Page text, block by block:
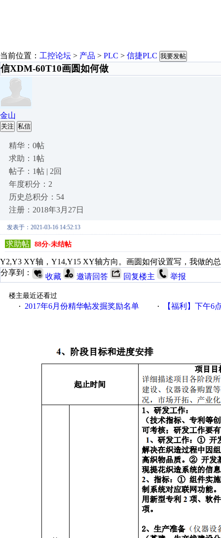
当前位置： 工控论坛 > 产品 > PLC > 信捷PLC 我要发帖
信XDM-60T10画圆如何做
金山
关注 私信
精华：0帖
求助：1帖
帖子：1帖 | 2回
年度积分：2
历史总积分：54
注册：2018年3月27日
发表于：2021-03-16 14:52:13
求助帖 88分-未结帖
Y2,Y3 XY轴，Y14,Y15 XY轴方向。画圆如何设置写，我做的
分享到：
收藏 邀请回答 回复楼主 举报
楼主最近还看过
·
2017年6月份精华帖发掘奖励名单 · 【福利】下午6点论坛大